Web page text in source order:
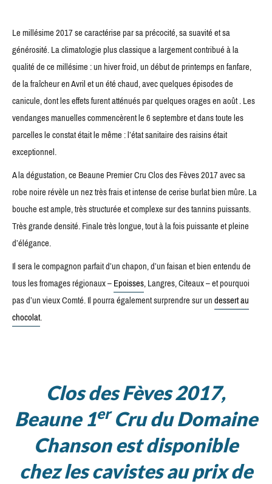
Le millésime 2017 se caractérise par sa précocité, sa suavité et sa
générosité. La climatologie plus classique a largement contribué à la
qualité de ce millésime : un hiver froid, un début de printemps en fanfare,
de la fraîcheur en Avril et un été chaud, avec quelques épisodes de
canicule, dont les effets furent atténués par quelques orages en août . Les
vendanges manuelles commencèrent le 6 septembre et dans toute les
parcelles le constat était le même : l’état sanitaire des raisins était
exceptionnel.
A la dégustation, ce Beaune Premier Cru Clos des Fèves 2017 avec sa
robe noire révèle un nez très frais et intense de cerise burlat bien mûre. La
bouche est ample, très structurée et complexe sur des tannins puissants.
Très grande densité. Finale très longue, tout à la fois puissante et pleine
d’élégance.
Il sera le compagnon parfait d’un chapon, d’un faisan et bien entendu de
tous les fromages régionaux –Epoisses, Langres, Citeaux – et pourquoi
pas d’un vieux Comté. Il pourra également surprendre sur undessert au
chocolat.
Clos des Fèves 2017,
Beaune 1erCru du Domaine
Chanson est disponible
chez les cavistes au prix de